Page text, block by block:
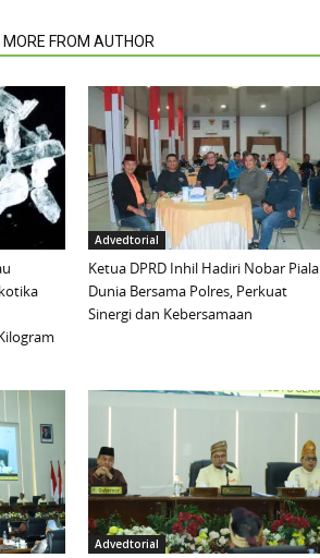
MORE FROM AUTHOR
Advedtorial
Ketua DPRD Inhil Hadiri Nobar Piala
Dunia Bersama Polres, Perkuat
Sinergi dan Kebersamaan
Advedtorial